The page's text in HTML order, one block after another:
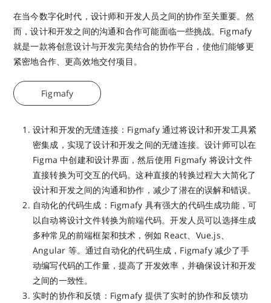
在当今数字化时代，设计师和开发人员之间的协作至关重要。然
而，设计和开发之间的沟通和合作可能面临一些挑战。Figmafy
就是一款将创意设计与开发完美结合的协作平台，使他们能够更
紧密地合作、更高效地交付项目。
Figmafy
设计和开发的无缝连接：Figmafy 通过将设计和开发工具紧
密集成，实现了设计和开发之间的无缝连接。设计师可以在
Figma 中创建和设计界面，然后使用 Figmafy 将设计文件
直接转换为可交互的代码。这种直接的转换过程大大简化了
设计和开发之间的沟通和协作，减少了潜在的误解和错误。
自动化的代码生成：Figmafy 具有强大的代码生成功能，可
以自动将设计文件转换为前端代码。开发人员可以选择生成
多种常见的前端框架和技术，例如 React、Vue.js、
Angular 等。通过自动化的代码生成，Figmafy 减少了手
动编写代码的工作量，提高了开发效率，并确保设计和开发
之间的一致性。
实时的协作和反馈：Figmafy 提供了实时的协作和反馈功